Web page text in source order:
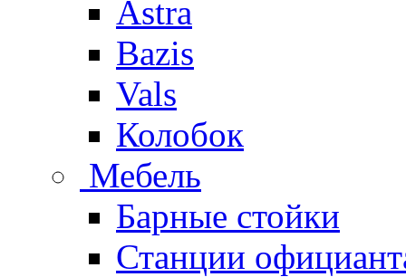
Astra
Bazis
Vals
Колобок
Мебель
Барные стойки
Станции